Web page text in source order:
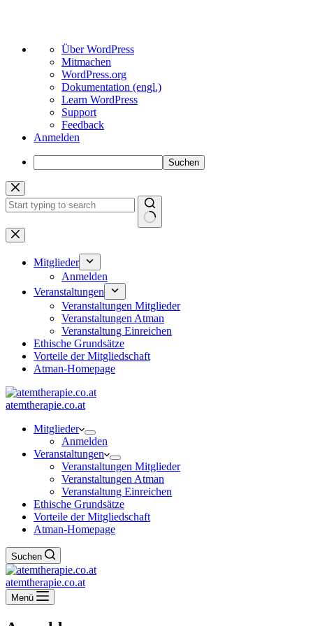
Über
WordPress
Über WordPress
Mitmachen
WordPress.org
Dokumentation (engl.)
Learn WordPress
Support
Feedback
Anmelden
Suchen
Zum
Inhalt
springen
Keine
Ergebnisse
Mitglieder
Anmelden
Veranstaltungen
Veranstaltungen Mitglieder
Veranstaltungen Atman
Veranstaltung Einreichen
Ethische Grundsätze
Vorteile der Mitgliedschaft
Atman-Homepage
atemtherapie.co.at
Mitglieder
Anmelden
Veranstaltungen
Veranstaltungen Mitglieder
Veranstaltungen Atman
Veranstaltung Einreichen
Ethische Grundsätze
Vorteile der Mitgliedschaft
Atman-Homepage
Suchen
atemtherapie.co.at
Menü